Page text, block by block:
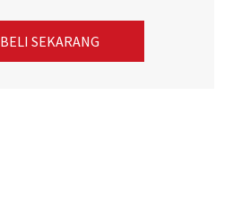
BELI SEKARANG